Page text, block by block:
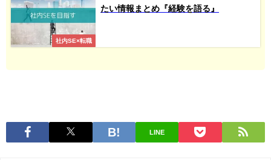
社内SE×転職
たい情報まとめ『経験を語る』
LINE